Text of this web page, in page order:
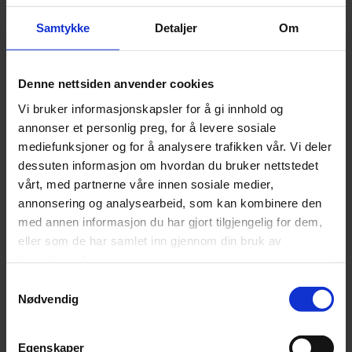
Samtykke Detaljer Om
Denne nettsiden anvender cookies
Vi bruker informasjonskapsler for å gi innhold og
annonser et personlig preg, for å levere sosiale
mediefunksjoner og for å analysere trafikken vår. Vi deler
dessuten informasjon om hvordan du bruker nettstedet
vårt, med partnerne våre innen sosiale medier,
annonsering og analysearbeid, som kan kombinere den
med annen informasjon du har gjort tilgjengelig for dem,
eller som de har samlet inn gjennom din bruk av
Nødvendig
Egenskaper
Vår tilnærming og våre verdier
Managed Service:Vi tar det fulle operative ansvaret for
deres nettverk – fra drift og overvåkning til support og
kontinuerlig optimalisering.
Assisted Service:Vi styrker deres interne IT-team med
spesialisert kompetanse innen nettverk og sikkerhet,
gjennom et tett og fleksibelt samarbeid.
Drift og innovasjon:Gjennom faste
servicegjennomganger og roadmap-møter sikrer vi at
løsningen utvikler seg i takt med deres forretningsmål.
ITIL og bransjestandarder – med fokus på styring,